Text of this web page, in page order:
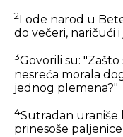
2
I ode narod u
do večeri, naričući i
3Govorili su: "Zašto
nesreća morala
jednog plemena?"
4Sutradan uraniše
prinesoše